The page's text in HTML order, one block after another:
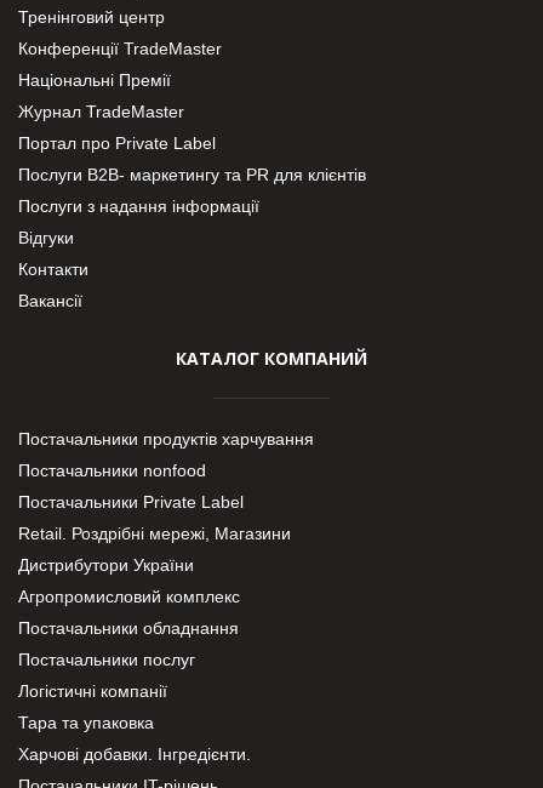
Тренінговий центр
Конференції TradeMaster
Національні Премії
Журнал TradeMaster
Портал про Private Label
Послуги В2В- маркетингу та PR для клієнтів
Послуги з надання інформації
Відгуки
Контакти
Вакансії
КАТАЛОГ КОМПАНИЙ
Постачальники продуктів харчування
Постачальники nonfood
Постачальники Private Label
Retail. Роздрібні мережі, Магазини
Дистрибутори України
Агропромисловий комплекс
Постачальники обладнання
Постачальники послуг
Логістичні компанії
Тара та упаковка
Харчові добавки. Інгредієнти.